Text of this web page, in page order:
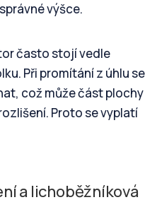
výšce.
často stojí vedle
Při promítání z úhlu se
což může část plochy
Proto se vyplatí
a lichoběžníková